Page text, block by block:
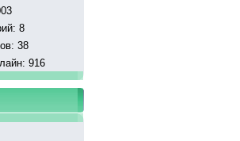
8
38
916